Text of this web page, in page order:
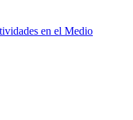
en el Medio